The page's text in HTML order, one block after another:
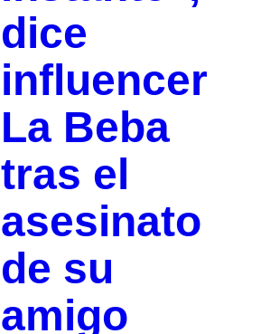
dice
influencer
La Beba
tras el
asesinato
de su
amigo